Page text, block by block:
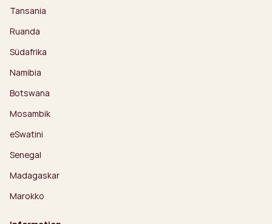
Tansania
Ruanda
Südafrika
Namibia
Botswana
Mosambik
eSwatini
Senegal
Madagaskar
Marokko